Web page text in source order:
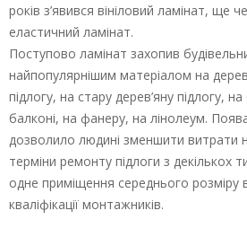
років з’явився вініловий ламінат, ще
еластичний ламінат.
Поступово ламінат захопив
найпопулярнішим матеріалом на
підлогу, на стару дерев’яну підлогу,
балконі, на фанеру, на лінолеум.
дозволило людині зменшити витрати
терміни ремонту підлоги з декількох
одне приміщення середнього розміру
кваліфікації монтажників.